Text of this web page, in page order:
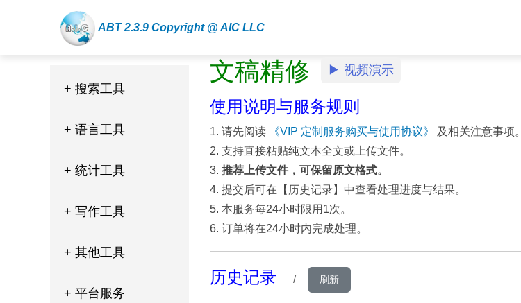
ABT 2.3.9 Copyright @ AIC LLC
+ 搜索工具
+ 语言工具
+ 统计工具
+ 写作工具
+ 其他工具
+ 平台服务
文稿精修 ▶ 视频演示
使用说明与服务规则
1. 请先阅读 《VIP 定制服务购买与使用协议》
及相关注意事项。
2. 支持直接粘贴纯文本全文或上传文件。
3. 推荐上传文件，可保留原文格式。
4. 提交后可在【历史记录】中查看处理进度与结果。
5. 本服务每24小时限用1次。
6. 订单将在24小时内完成处理。
历史记录 / 刷新